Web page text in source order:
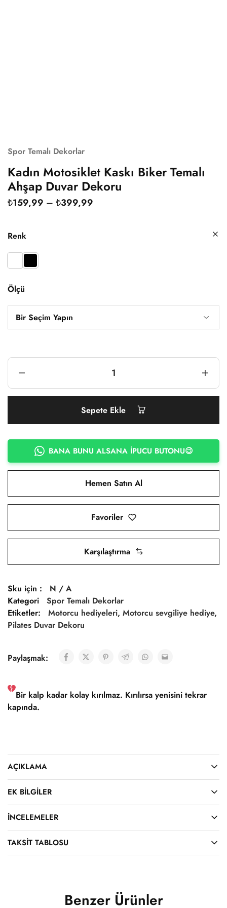
Spor Temalı Dekorlar
Kadın Motosiklet Kaskı Biker Temalı
Ahşap Duvar Dekoru
₺159,99 – ₺399,99
Renk
Ölçü
Sepete Ekle
BANA BUNU ALSANA İPUCU BUTONU😉
Hemen Satın Al
Favoriler
Karşılaştırma
Sku için :
N / A
Kategori
Spor Temalı Dekorlar
Etiketler:
Motorcu hediyeleri, Motorcu sevgiliye hediye,
Pilates Duvar Dekoru
Paylaşmak:
Bir kalp kadar kolay kırılmaz. Kırılırsa yenisini tekrar
kapında.
AÇIKLAMA
EK BILGILER
İNCELEMELER
TAKSIT TABLOSU
Benzer Ürünler